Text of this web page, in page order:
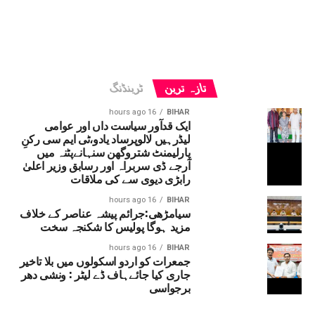
تازہ ترین ٹرینڈنگ
BIHAR
16 hours ago
ایک قدآور سیاست داں اور عوامی
لیڈرہیں لالوپرساد یادو،ٹی ایم سی رکنِ
پارلیمنٹ شتروگھن سنہانےپٹنہ میں
آرجے ڈی سربراہ اور رسابق وزیر اعلیٰ
رابڑی دیوی سے کی ملاقات
BIHAR
16 hours ago
سیامڑھی:جرائم پیشہ عناصر کے خلاف
مزید ہوگا پولیس کا شکنجہ سخت
BIHAR
16 hours ago
جمعرات کو اردو اسکولوں میں بلا تاخیر
جاری کیا جائےہاف ڈے لیٹر : ونشی دھر
برجواسی